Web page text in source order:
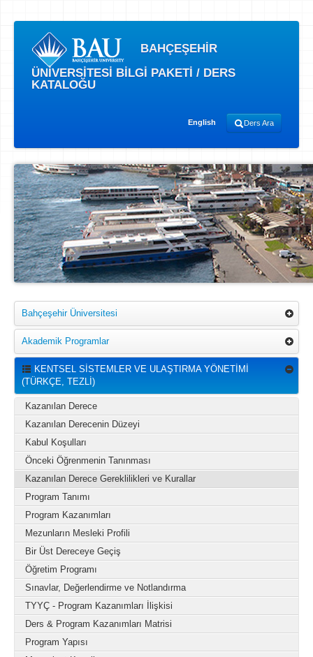
BAHÇEŞEHİR
ÜNİVERSİTESİ BİLGİ PAKETİ / DERS
KATALOĞU
English Ders Ara
Bahçeşehir Üniversitesi
Akademik Programlar
KENTSEL SİSTEMLER VE ULAŞTIRMA YÖNETİMİ
(TÜRKÇE, TEZLİ)
Kazanılan Derece
Kazanılan Derecenin Düzeyi
Kabul Koşulları
Önceki Öğrenmenin Tanınması
Kazanılan Derece Gereklilikleri ve Kurallar
Program Tanımı
Program Kazanımları
Mezunların Mesleki Profili
Bir Üst Dereceye Geçiş
Öğretim Programı
Sınavlar, Değerlendirme ve Notlandırma
TYYÇ - Program Kazanımları İlişkisi
Ders & Program Kazanımları Matrisi
Program Yapısı